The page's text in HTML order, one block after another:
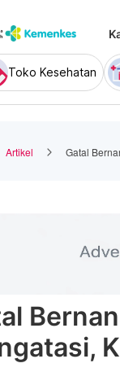
Toko Kesehatan
Artikel Gatal